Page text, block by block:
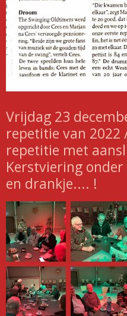
Vrijdag 23
repetitie van 2022
repetitie met
Kerstviering
en drankje.... !